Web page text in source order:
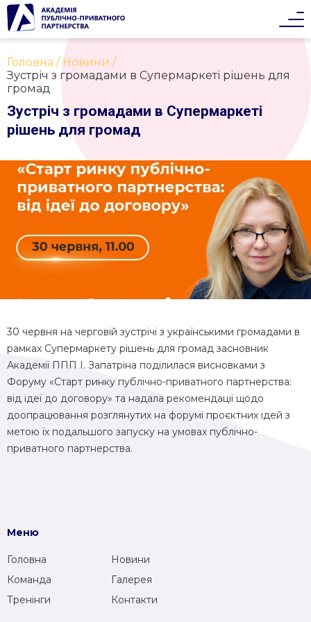
Головна
Новини
Зуcтріч з громадами в Супермаркеті рішень для
громад
Зуcтріч з громадами в Супермаркеті
рішень для громад
30 червня на черговій зустрічі з українськими громадами в
рамках Супермаркету рішень для громад засновник
Академії ППП І. Запатріна поділилася висновками з
Форуму «Старт ринку публічно-приватного партнерства:
від ідеї до договору» та надала рекомендації щодо
доопрацювання розглянутих на форумі проєктних ідей з
метою їх подальшого запуску на умовах публічно-
приватного партнерства.
Меню
Головна
Новини
Команда
Галерея
Тренінги
Контакти